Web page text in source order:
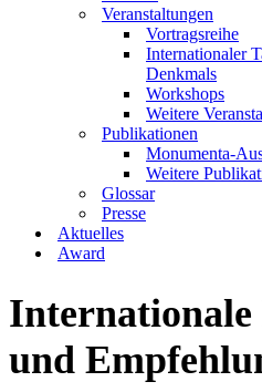
Veranstaltungen
Vortragsreihe
Internationaler
Denkmals
Workshops
Weitere
Publikationen
Monumenta-
Weitere
Glossar
Presse
Aktuelles
Award
und